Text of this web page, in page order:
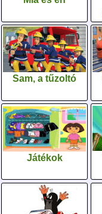
Sam, a tűzoltó
Játékok